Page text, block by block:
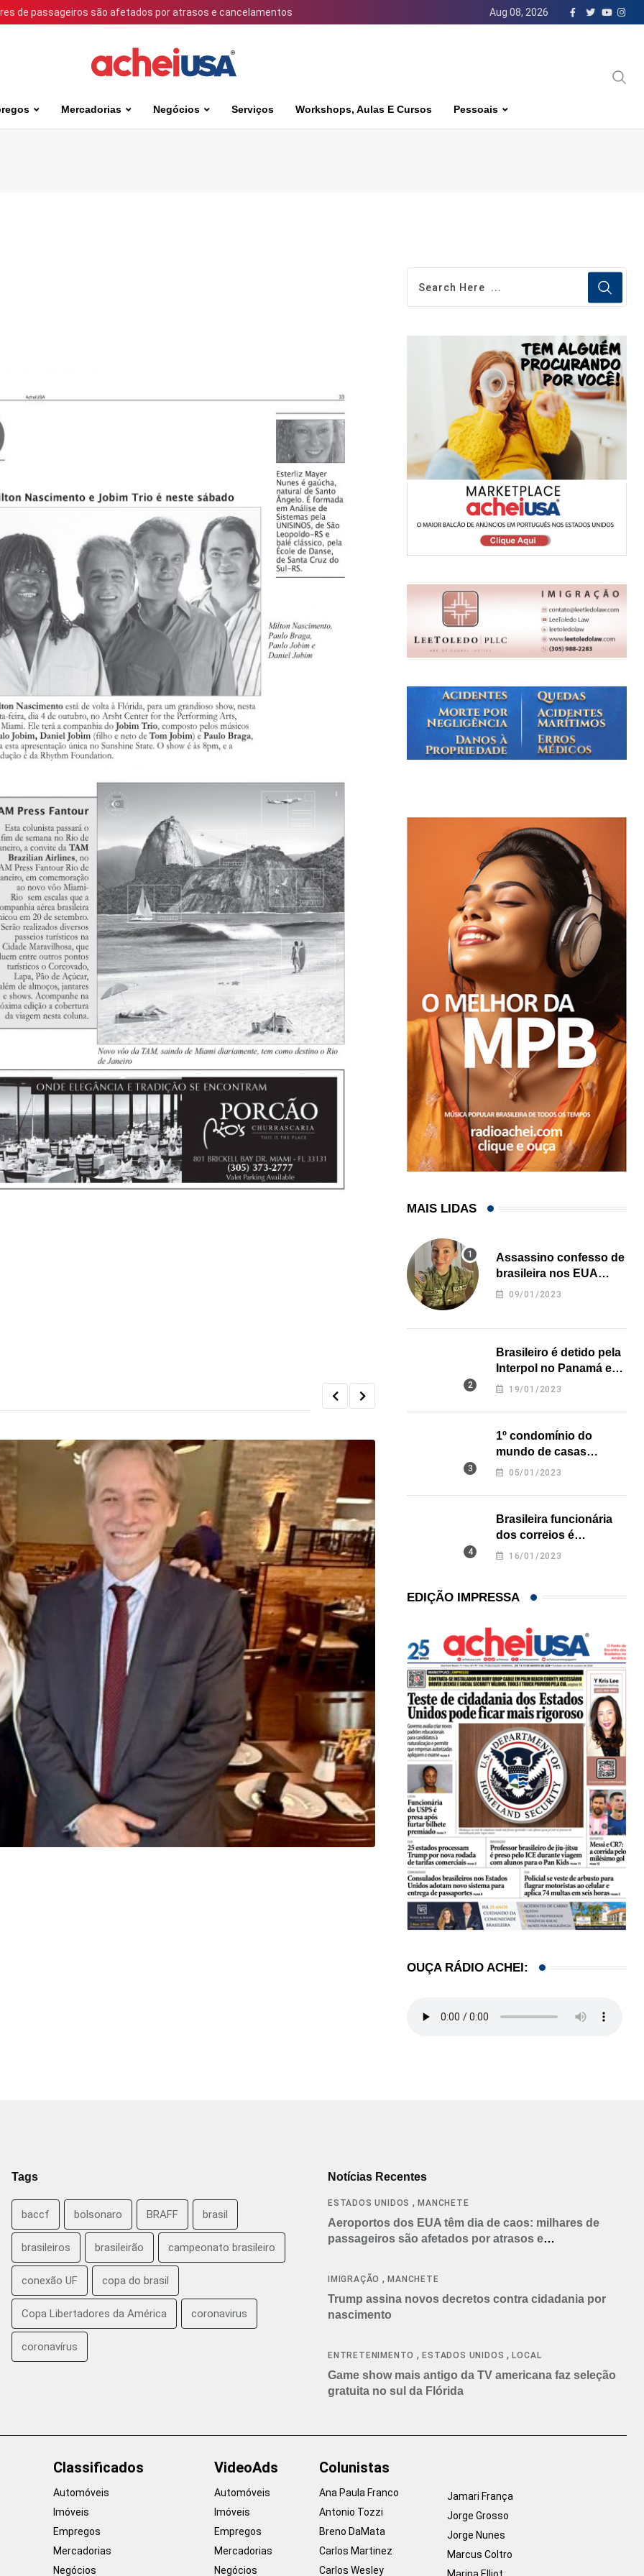
de passageiros são afetados por atrasos e cancelamentos Aug 08, 2026
Mercadorias Negócios Serviços Workshops, Aulas E Cursos Pessoais
COMUNIDADE
MAIS LIDAS
Assassino confesso de
brasileira nos EUA
revela onde deixou o
09/01/2023
Brasileiro é detido pela
Interpol no Panamá e
pode pegar prisão
19/01/2023
1º condomínio do
mundo de casas
impressas em 3D é
05/01/2023
Brasileira funcionária
dos correios é
assassinada a facadas
16/01/2023
EDIÇÃO IMPRESSA
OUÇA RÁDIO ACHEI:
Tags
baccf bolsonaro BRAFF brasil
brasileiros brasileirão campeonato brasileiro
conexão UF copa do brasil
Copa Libertadores da América coronavirus
coronavírus
Notícias Recentes
ESTADOS UNIDOS ,MANCHETE
Aeroportos dos EUA têm dia de caos: milhares de
passageiros são afetados por atrasos e
IMIGRAÇÃO ,MANCHETE
Trump assina novos decretos contra cidadania por
nascimento
ENTRETENIMENTO ,ESTADOS UNIDOS ,LOCAL
Game show mais antigo da TV americana faz seleção
gratuita no sul da Flórida
Classificados
Automóveis
Imóveis
Empregos
Mercadorias
Negócios
VideoAds
Automóveis
Imóveis
Empregos
Mercadorias
Negócios
Colunistas
Ana Paula Franco
Antonio Tozzi
Breno DaMata
Carlos Martinez
Carlos Wesley
Jamari França
Jorge Grosso
Jorge Nunes
Marcus Coltro